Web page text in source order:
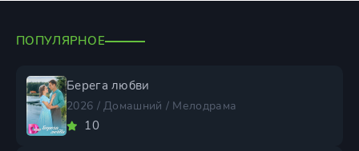
ПОПУЛЯРНОЕ
Берега любви
2026 / Домашний / Мелодрама
10